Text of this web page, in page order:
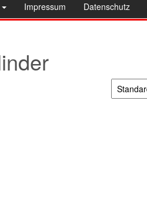
Impressum Datenschutz